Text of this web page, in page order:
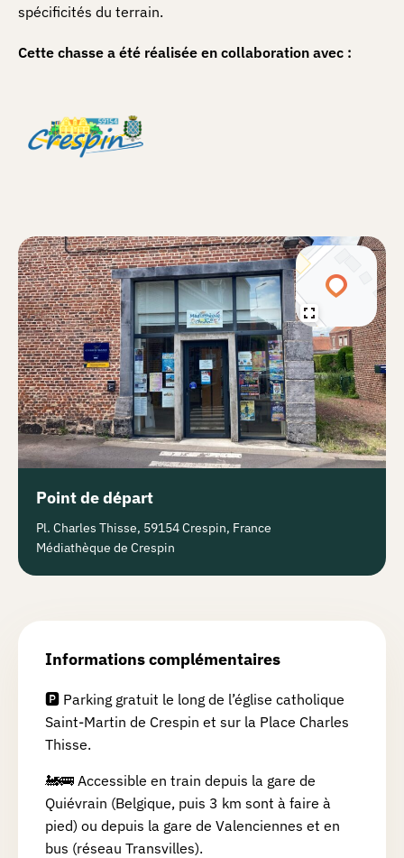
spécificités du terrain.
Cette chasse a été réalisée en collaboration avec :
Point de départ
Pl. Charles Thisse, 59154 Crespin, France
Médiathèque de Crespin
Informations complémentaires
🅿️ Parking gratuit le long de l’église catholique
Saint-Martin de Crespin et sur la Place Charles
Thisse.
🚂🚌 Accessible en train depuis la gare de
Quiévrain (Belgique, puis 3 km sont à faire à
pied) ou depuis la gare de Valenciennes et en
bus (réseau Transvilles).